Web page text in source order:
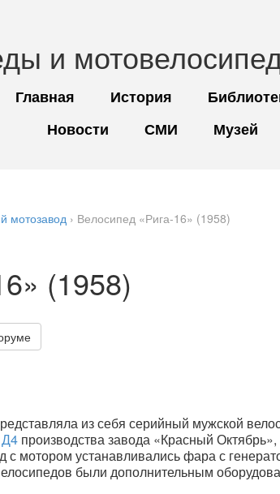
и
Главная История
Новости
СМИ Музей
мотозавод › Велосипед «Рига-16» (1958)
(1958)
из себя серийный мужской
Д4 производства завода «Красный
с мотором устанавливались фара с
были дополнительным